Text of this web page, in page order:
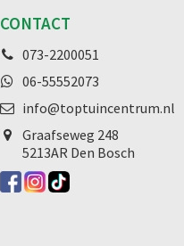
CONTACT
073-2200051
06-55552073
info@toptuincentrum.nl
Graafseweg 248
5213AR Den Bosch